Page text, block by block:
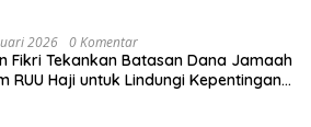
2026 0 Komentar
Fikri Tekankan Batasan Dana Jamaah
RUU Haji untuk Lindungi Kepentingan